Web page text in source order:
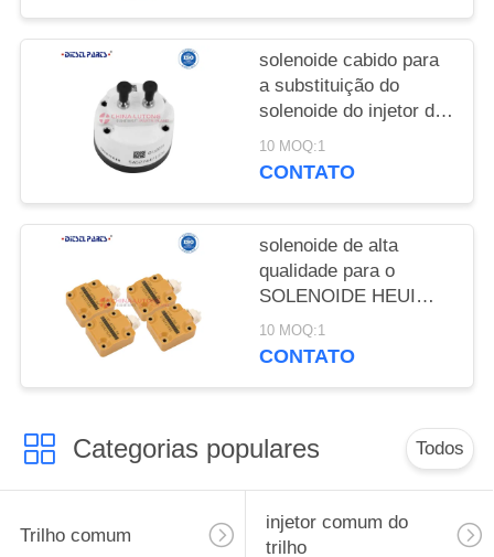
solenoide cabido para
a substituição do
solenoide do injetor do
gato c13 para o
solenoide C13 do
10 MOQ:1
CONTATO
solenoide de alta
qualidade para o
SOLENOIDE HEUI
128-6601 do INJETOR
do CAT 3126B para o
10 MOQ:1
CONTATO
Categorias populares Todos
Trilho comum
injetor comum do
trilho